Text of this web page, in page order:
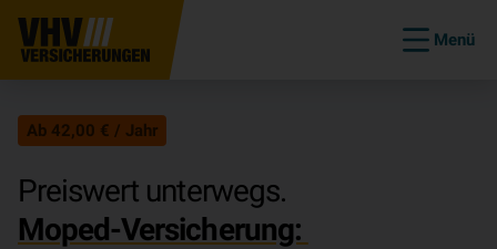
Menü
Ab 42,00 € / Jahr
Preiswert unterwegs.
Moped-Versicherung: